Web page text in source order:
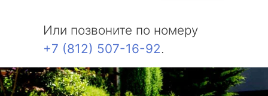
Или позвоните по номеру
+7 (812) 507-16-92.